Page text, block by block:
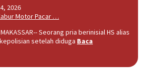
2026
Motor Pacar …
MAKASSAR-- Seorang pria berinisial HS alias
setelah diduga Baca